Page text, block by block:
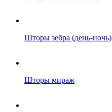
Шторы зебра (день-ночь)
Шторы мираж